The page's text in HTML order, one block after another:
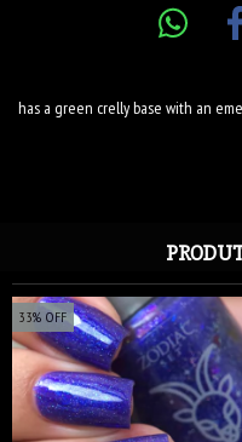
has a green crelly base with an
33% OFF